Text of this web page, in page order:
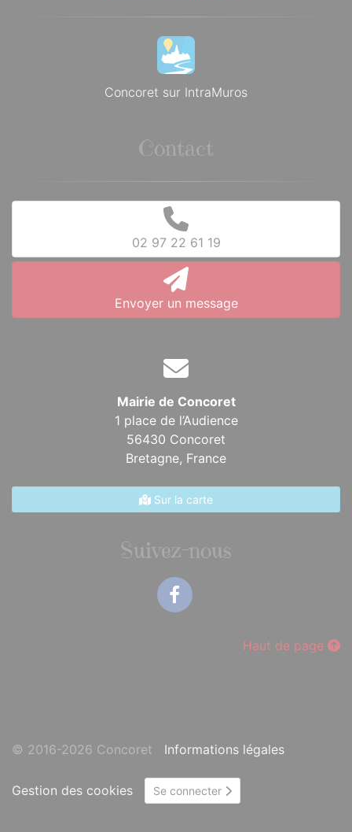
Concoret sur IntraMuros
Contact
02 97 22 61 19
Envoyer un message
Mairie de Concoret
1 place de l’Audience
56430 Concoret
Bretagne, France
Sur la carte
Suivez-nous
Haut de page
© 2016-2026 Concoret Informations légales
Gestion des cookies Se connecter